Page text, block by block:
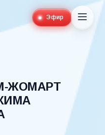
Эфир
ЖОМАРТ